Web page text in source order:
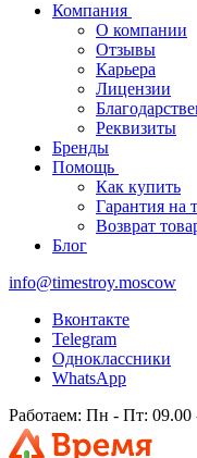
Компания
О компании
Отзывы
Карьера
Лицензии
Реквизиты
Бренды
Помощь
Как купить
Гарантия на
Возврат
Блог
info@timestroy.moscow
Вконтакте
Telegram
Одноклассники
WhatsApp
Работаем: Пн - Пт: 09.00